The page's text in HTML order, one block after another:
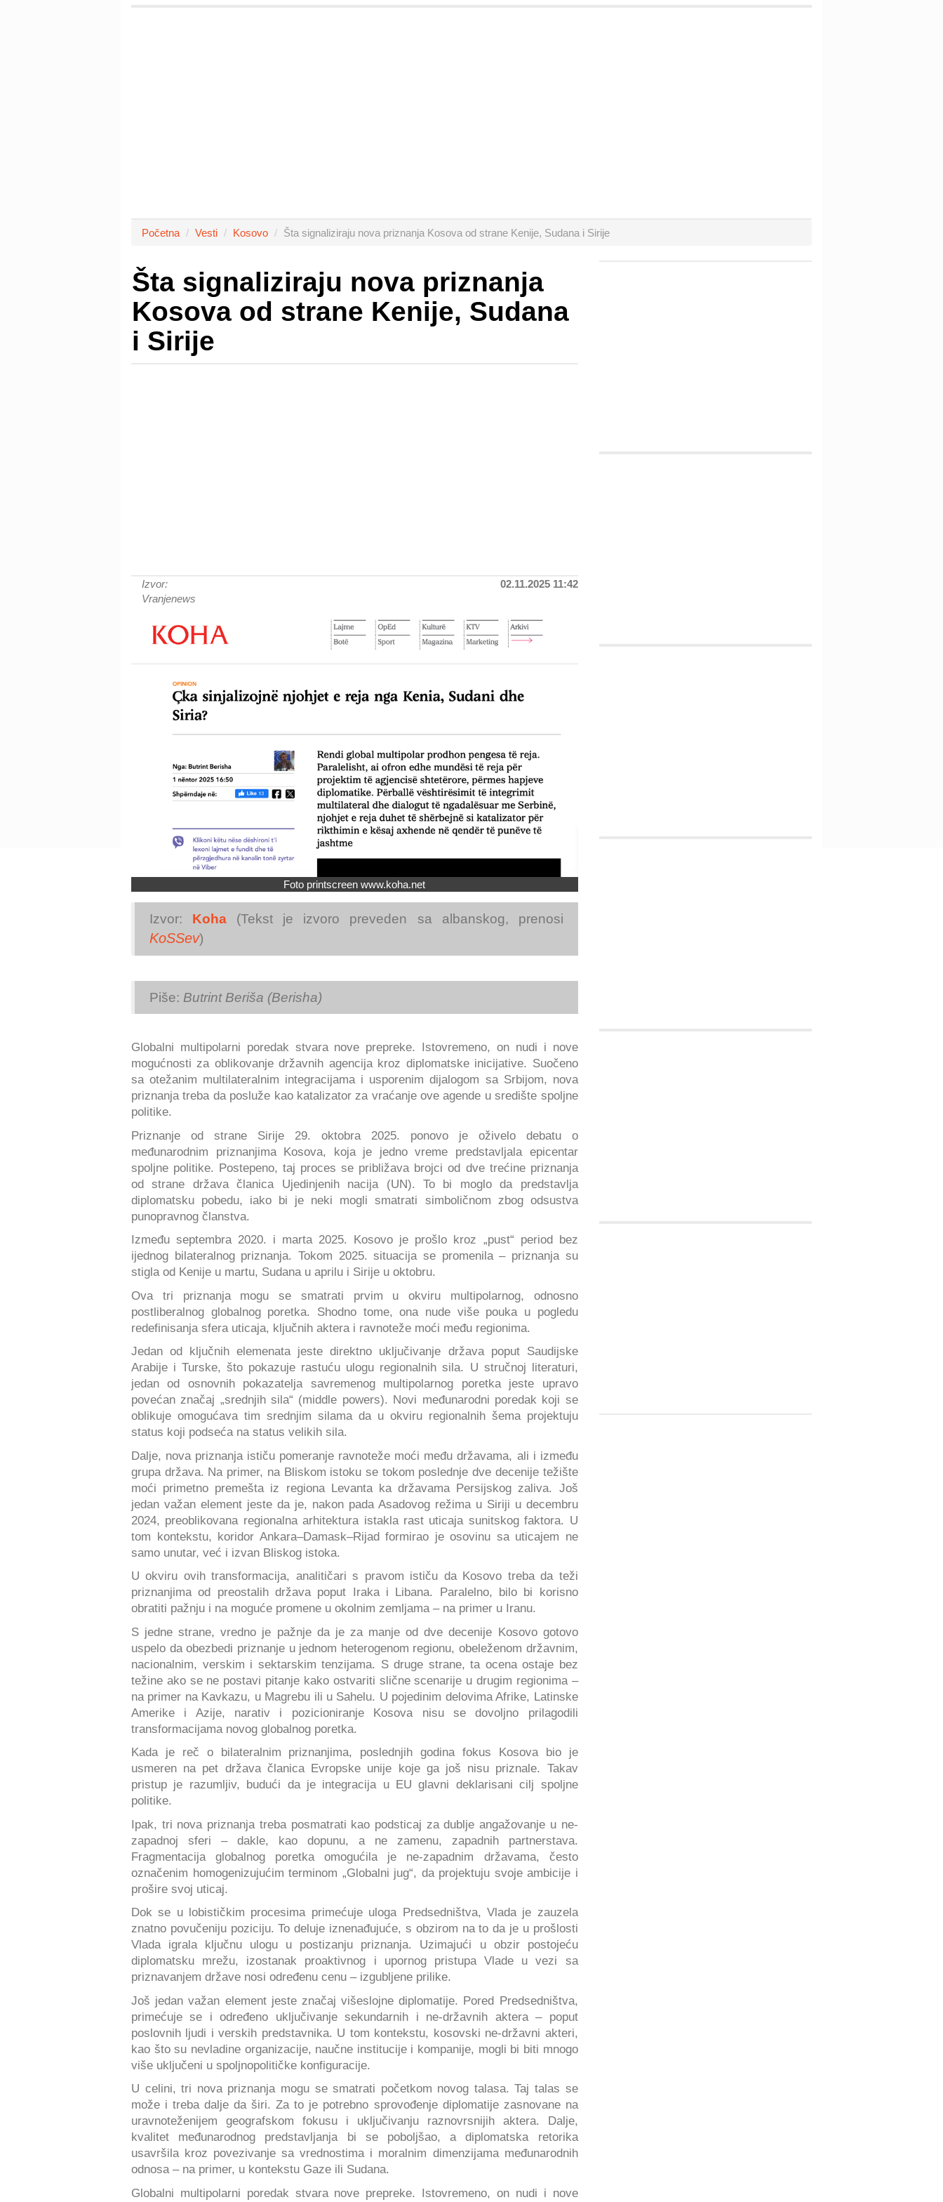
Početna Vesti Kosovo Šta signaliziraju nova priznanja Kosova od strane Kenije, Sudana i Sirije
Šta signaliziraju nova priznanja
Kosova od strane Kenije, Sudana
i Sirije
Izvor:
Vranjenews
02.11.2025 11:42
Foto printscreen www.koha.net
Izvor: Koha (Tekst je izvoro preveden sa albanskog, prenosi
KoSSev)
Piše: Butrint Beriša (Berisha)
Globalni multipolarni poredak stvara nove prepreke. Istovremeno, on nudi i nove
mogućnosti za oblikovanje državnih agencija kroz diplomatske inicijative. Suočeno
sa otežanim multilateralnim integracijama i usporenim dijalogom sa Srbijom, nova
priznanja treba da posluže kao katalizator za vraćanje ove agende u središte spoljne
politike.
Priznanje od strane Sirije 29. oktobra 2025. ponovo je oživelo debatu o
međunarodnim priznanjima Kosova, koja je jedno vreme predstavljala epicentar
spoljne politike. Postepeno, taj proces se približava brojci od dve trećine priznanja
od strane država članica Ujedinjenih nacija (UN). To bi moglo da predstavlja
diplomatsku pobedu, iako bi je neki mogli smatrati simboličnom zbog odsustva
punopravnog članstva.
Između septembra 2020. i marta 2025. Kosovo je prošlo kroz „pust“ period bez
ijednog bilateralnog priznanja. Tokom 2025. situacija se promenila – priznanja su
stigla od Kenije u martu, Sudana u aprilu i Sirije u oktobru.
Ova tri priznanja mogu se smatrati prvim u okviru multipolarnog, odnosno
postliberalnog globalnog poretka. Shodno tome, ona nude više pouka u pogledu
redefinisanja sfera uticaja, ključnih aktera i ravnoteže moći među regionima.
Jedan od ključnih elemenata jeste direktno uključivanje država poput Saudijske
Arabije i Turske, što pokazuje rastuću ulogu regionalnih sila. U stručnoj literaturi,
jedan od osnovnih pokazatelja savremenog multipolarnog poretka jeste upravo
povećan značaj „srednjih sila“ (middle powers). Novi međunarodni poredak koji se
oblikuje omogućava tim srednjim silama da u okviru regionalnih šema projektuju
status koji podseća na status velikih sila.
Dalje, nova priznanja ističu pomeranje ravnoteže moći među državama, ali i između
grupa država. Na primer, na Bliskom istoku se tokom poslednje dve decenije težište
moći primetno premešta iz regiona Levanta ka državama Persijskog zaliva. Još
jedan važan element jeste da je, nakon pada Asadovog režima u Siriji u decembru
2024, preoblikovana regionalna arhitektura istakla rast uticaja sunitskog faktora. U
tom kontekstu, koridor Ankara–Damask–Rijad formirao je osovinu sa uticajem ne
samo unutar, već i izvan Bliskog istoka.
U okviru ovih transformacija, analitičari s pravom ističu da Kosovo treba da teži
priznanjima od preostalih država poput Iraka i Libana. Paralelno, bilo bi korisno
obratiti pažnju i na moguće promene u okolnim zemljama – na primer u Iranu.
S jedne strane, vredno je pažnje da je za manje od dve decenije Kosovo gotovo
uspelo da obezbedi priznanje u jednom heterogenom regionu, obeleženom državnim,
nacionalnim, verskim i sektarskim tenzijama. S druge strane, ta ocena ostaje bez
težine ako se ne postavi pitanje kako ostvariti slične scenarije u drugim regionima –
na primer na Kavkazu, u Magrebu ili u Sahelu. U pojedinim delovima Afrike, Latinske
Amerike i Azije, narativ i pozicioniranje Kosova nisu se dovoljno prilagodili
transformacijama novog globalnog poretka.
Kada je reč o bilateralnim priznanjima, poslednjih godina fokus Kosova bio je
usmeren na pet država članica Evropske unije koje ga još nisu priznale. Takav
pristup je razumljiv, budući da je integracija u EU glavni deklarisani cilj spoljne
politike.
Ipak, tri nova priznanja treba posmatrati kao podsticaj za dublje angažovanje u ne-
zapadnoj sferi – dakle, kao dopunu, a ne zamenu, zapadnih partnerstava.
Fragmentacija globalnog poretka omogućila je ne-zapadnim državama, često
označenim homogenizujućim terminom „Globalni jug“, da projektuju svoje ambicije i
prošire svoj uticaj.
Dok se u lobističkim procesima primećuje uloga Predsedništva, Vlada je zauzela
znatno povučeniju poziciju. To deluje iznenađujuće, s obzirom na to da je u prošlosti
Vlada igrala ključnu ulogu u postizanju priznanja. Uzimajući u obzir postojeću
diplomatsku mrežu, izostanak proaktivnog i upornog pristupa Vlade u vezi sa
priznavanjem države nosi određenu cenu – izgubljene prilike.
Još jedan važan element jeste značaj višeslojne diplomatije. Pored Predsedništva,
primećuje se i određeno uključivanje sekundarnih i ne-državnih aktera – poput
poslovnih ljudi i verskih predstavnika. U tom kontekstu, kosovski ne-državni akteri,
kao što su nevladine organizacije, naučne institucije i kompanije, mogli bi biti mnogo
više uključeni u spoljnopolitičke konfiguracije.
U celini, tri nova priznanja mogu se smatrati početkom novog talasa. Taj talas se
može i treba dalje da širi. Za to je potrebno sprovođenje diplomatije zasnovane na
uravnoteženijem geografskom fokusu i uključivanju raznovrsnijih aktera. Dalje,
kvalitet međunarodnog predstavljanja bi se poboljšao, a diplomatska retorika
usavršila kroz povezivanje sa vrednostima i moralnim dimenzijama međunarodnih
odnosa – na primer, u kontekstu Gaze ili Sudana.
Globalni multipolarni poredak stvara nove prepreke. Istovremeno, on nudi i nove